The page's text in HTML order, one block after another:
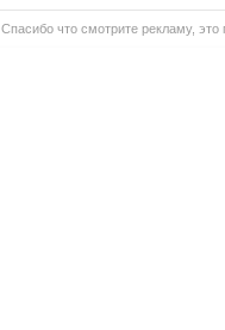
Спасибо что смотрите рекламу, это